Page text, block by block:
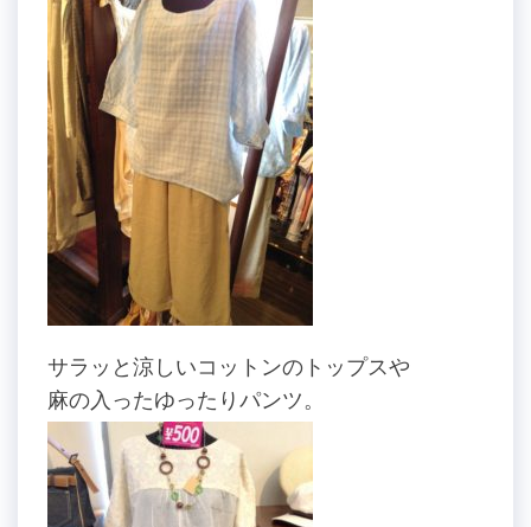
サラッと涼しいコットンのトップスや
麻の入ったゆったりパンツ。